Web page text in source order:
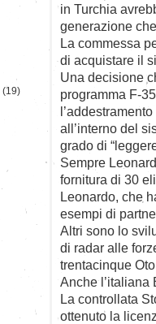
in Turchia
generazione
La commessa
di acquistare il
Una decisione
programma F-
all’interno del
grado di
Sempre
fornitura di 30
Leonardo, che
esempi di
Altri sono lo
di radar alle
trentacinque
Anche l’italiana
La controllata
ottenuto la
(19)